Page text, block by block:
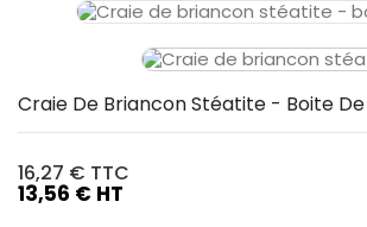
Craie De Briancon Stéatite - Boite
16,27 € TTC
13,56 € HT